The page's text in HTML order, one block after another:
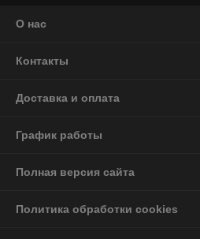
О нас
Контакты
Доставка и оплата
График работы
Полная версия сайта
Политика обработки cookies